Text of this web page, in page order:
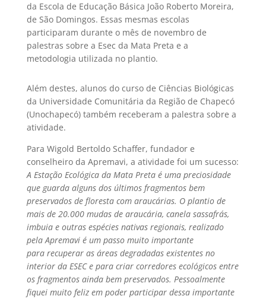
da Escola de Educação Básica João Roberto Moreira,
de São Domingos. Essas mesmas escolas
participaram durante o mês de novembro de
palestras sobre a Esec da Mata Preta e a
metodologia utilizada no plantio.
Além destes, alunos do curso de Ciências Biológicas
da Universidade Comunitária da Região de Chapecó
(Unochapecó) também receberam a palestra sobre a
atividade.
Para Wigold Bertoldo Schaffer, fundador e
conselheiro da Apremavi, a atividade foi um sucesso:
A Estação Ecológica da Mata Preta é uma preciosidade
que guarda alguns dos últimos fragmentos bem
preservados de floresta com araucárias. O plantio de
mais de 20.000 mudas de araucária, canela sassafrás,
imbuia e outras espécies nativas regionais, realizado
pela Apremavi é um passo muito importante
para recuperar as áreas degradadas existentes no
interior da ESEC e para criar corredores ecológicos entre
os fragmentos ainda bem preservados. Pessoalmente
fiquei muito feliz em poder participar dessa importante